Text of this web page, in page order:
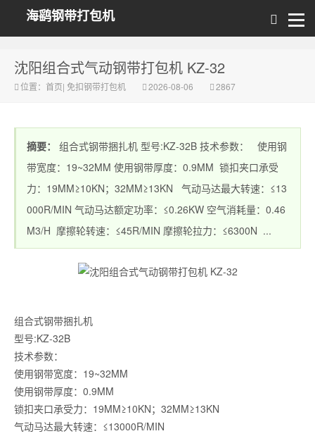
海鹞钢带打包机
沈阳组合式气动钢带打包机 KZ-32
位置： 首页| 免扣钢带打包机 2026-08-06 2867
摘要：
组合式钢带捆扎机 型号:KZ-32B 技术参数： 使用钢
带宽度：19~32MM 使用钢带厚度：0.9MM 锁扣夹口承受
力：19MM≥10KN；32MM≥13KN 气动马达最大转速：≤13
000R/MIN 气动马达额定功率：≤0.26KW 空气消耗量：0.46
M3/H 摩擦轮转速：≤45R/MIN 摩擦轮拉力：≤6300N ...
组合式钢带捆扎机
型号:KZ-32B
技术参数：
使用钢带宽度：19~32MM
使用钢带厚度：0.9MM
锁扣夹口承受力：19MM≥10KN；32MM≥13KN
气动马达最大转速：≤13000R/MIN